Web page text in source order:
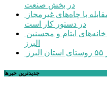
در بخش صنعت
در دستور کار است
البرز
جديدترين خبرها